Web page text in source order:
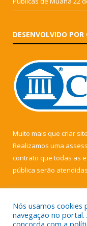
DESENVOLVIDO POR
Muito mais que criar site
Realizamos uma
contrato que todas as
pública serão
Nós usamos cookies
navegação no
concorda com a